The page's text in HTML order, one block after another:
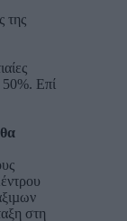
της
Επί
στη